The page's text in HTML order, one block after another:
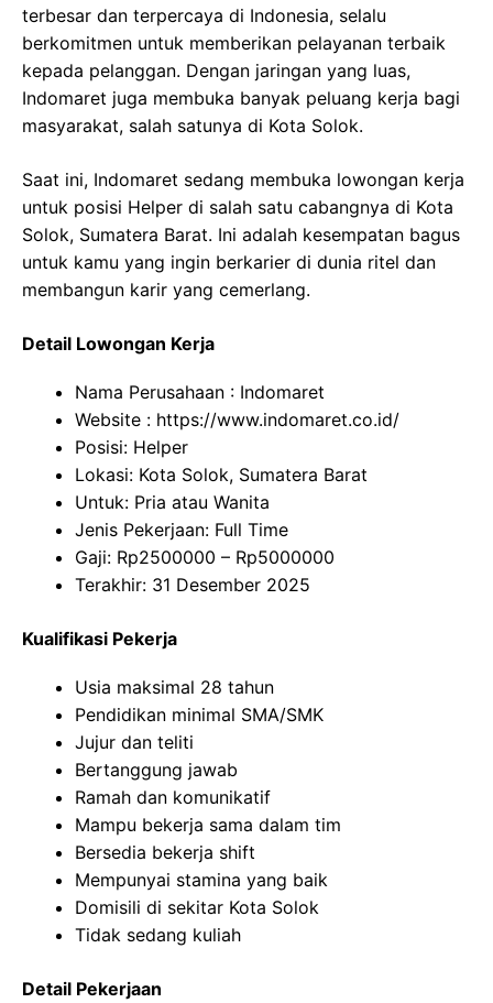
terbesar dan terpercaya di Indonesia, selalu
berkomitmen untuk memberikan pelayanan terbaik
kepada pelanggan. Dengan jaringan yang luas,
Indomaret juga membuka banyak peluang kerja bagi
masyarakat, salah satunya di Kota Solok.
Saat ini, Indomaret sedang membuka lowongan kerja
untuk posisi Helper di salah satu cabangnya di Kota
Solok, Sumatera Barat. Ini adalah kesempatan bagus
untuk kamu yang ingin berkarier di dunia ritel dan
membangun karir yang cemerlang.
Detail Lowongan Kerja
Nama Perusahaan : Indomaret
Website : https://www.indomaret.co.id/
Posisi: Helper
Lokasi: Kota Solok, Sumatera Barat
Untuk: Pria atau Wanita
Jenis Pekerjaan: Full Time
Gaji: Rp2500000 – Rp5000000
Terakhir: 31 Desember 2025
Kualifikasi Pekerja
Usia maksimal 28 tahun
Pendidikan minimal SMA/SMK
Jujur dan teliti
Bertanggung jawab
Ramah dan komunikatif
Mampu bekerja sama dalam tim
Bersedia bekerja shift
Mempunyai stamina yang baik
Domisili di sekitar Kota Solok
Tidak sedang kuliah
Detail Pekerjaan